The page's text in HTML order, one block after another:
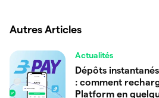
Autres Articles
Actualités
Dépôts
: comment
Platform en